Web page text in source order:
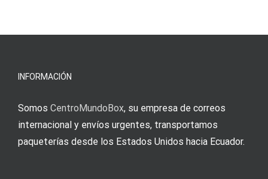
erfordert
INFORMACIÓN
Somos CentroMundoBox, su empresa de correos
internacional y envíos urgentes, transportamos
paqueterías desde los Estados Unidos hacia Ecuador.